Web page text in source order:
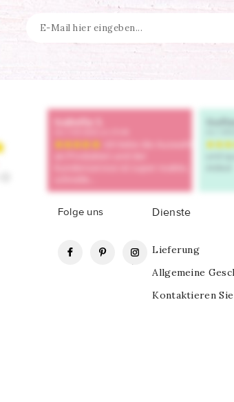
Folge uns
FacebookPinterestInstagram
Dienste
Lieferung
Allgemeine
Kontaktieren Sie